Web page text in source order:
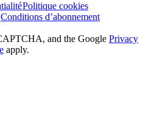
Politique cookies
Conditions d’abonnement
and the Google Privacy
apply.